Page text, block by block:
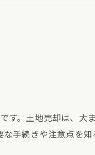
通しを段階別に解説
均日数
いで売れるのか
所要日数を把握
生まれる理由とは
。土地売却は、大
手続きや注意点を